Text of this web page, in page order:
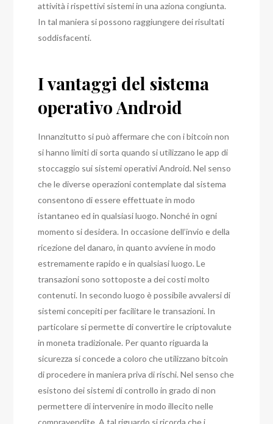
attività i rispettivi sistemi in una aziona congiunta.
In tal maniera si possono raggiungere dei risultati
soddisfacenti.
I vantaggi del sistema
operativo Android
Innanzitutto si può affermare che con i bitcoin non
si hanno limiti di sorta quando si utilizzano le app di
stoccaggio sui sistemi operativi Android. Nel senso
che le diverse operazioni contemplate dal sistema
consentono di essere effettuate in modo
istantaneo ed in qualsiasi luogo. Nonché in ogni
momento si desidera. In occasione dell’invio e della
ricezione del danaro, in quanto avviene in modo
estremamente rapido e in qualsiasi luogo. Le
transazioni sono sottoposte a dei costi molto
contenuti. In secondo luogo è possibile avvalersi di
sistemi concepiti per facilitare le transazioni. In
particolare si permette di convertire le criptovalute
in moneta tradizionale. Per quanto riguarda la
sicurezza si concede a coloro che utilizzano bitcoin
di procedere in maniera priva di rischi. Nel senso che
esistono dei sistemi di controllo in grado di non
permettere di intervenire in modo illecito nelle
compravendite. A tal riguardo si ricorda che i